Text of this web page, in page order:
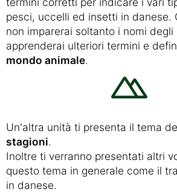
pesci, uccelli ed insetti in danese.
non imparerai soltanto i nomi degli
apprenderai ulteriori termini e
mondo animale.
Un'altra unità ti presenta il tema
stagioni.
Inoltre ti verranno presentati altri
questo tema in generale come il
in danese.